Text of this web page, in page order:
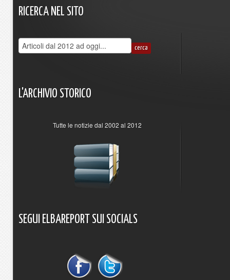
RICERCA NEL SITO
L'ARCHIVIO STORICO
Tutte le notizie dal 2002 al 2012
SEGUI ELBAREPORT SUI SOCIALS